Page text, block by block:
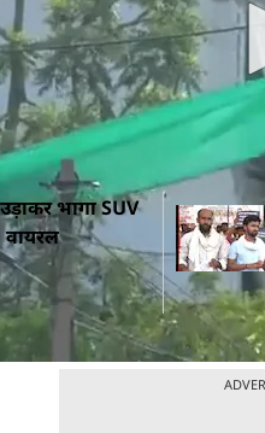
थी, जिसका कुछ
चाहिए थी. इसके अलावा,
भागा SUV
वायरल